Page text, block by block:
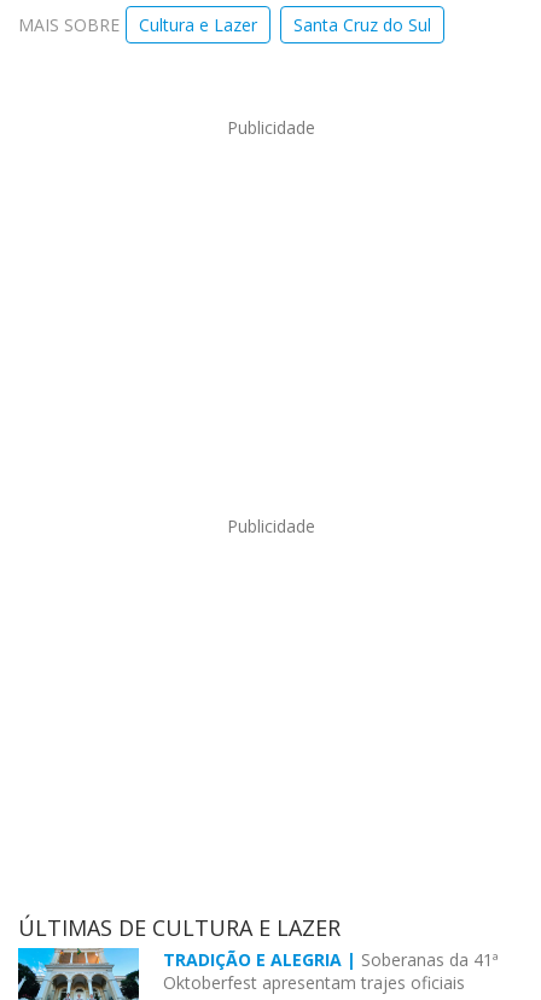
MAIS SOBRE Cultura e Lazer Santa Cruz do Sul
Publicidade
Publicidade
ÚLTIMAS DE CULTURA E LAZER
TRADIÇÃO E ALEGRIA | Soberanas da 41ª
Oktoberfest apresentam trajes oficiais